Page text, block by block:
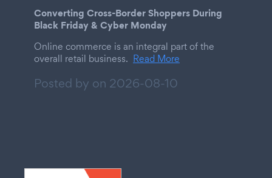
Converting Cross-Border Shoppers During
Black Friday & Cyber Monday
Online commerce is an integral part of the
overall retail business. Read More
Posted by on 2026-08-10